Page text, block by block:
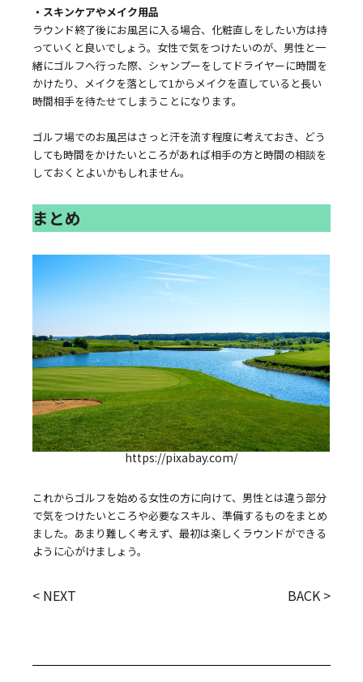
・スキンケアやメイク用品
ラウンド終了後にお風呂に入る場合、化粧直しをしたい方は持
っていくと良いでしょう。女性で気をつけたいのが、男性と一
緒にゴルフへ行った際、シャンプーをしてドライヤーに時間を
かけたり、メイクを落として1からメイクを直していると長い
時間相手を待たせてしまうことになります。
ゴルフ場でのお風呂はさっと汗を流す程度に考えておき、どう
しても時間をかけたいところがあれば相手の方と時間の相談を
しておくとよいかもしれません。
まとめ
https://pixabay.com/
これからゴルフを始める女性の方に向けて、男性とは違う部分
で気をつけたいところや必要なスキル、準備するものをまとめ
ました。あまり難しく考えず、最初は楽しくラウンドができる
ように心がけましょう。
< NEXT BACK >